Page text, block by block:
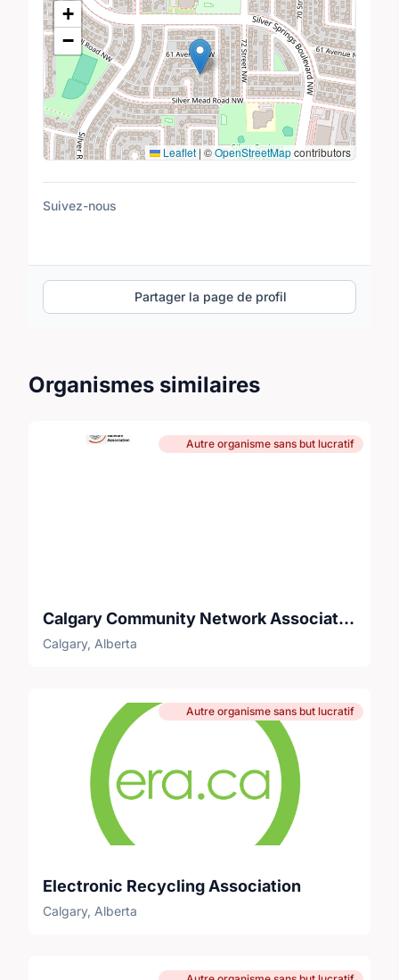
+
−
Leaflet | ©OpenStreetMapcontributors
Suivez-nous
Partager la page de profil
Organismes similaires
Autre organisme sans but lucratif
Calgary Community Network Association
Calgary, Alberta
Autre organisme sans but lucratif
Electronic Recycling Association
Calgary, Alberta